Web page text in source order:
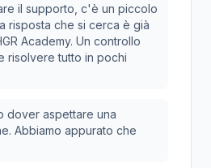
il supporto, c'è un piccolo
risposta che si cerca è già
Academy. Un controllo
risolvere tutto in pochi
dover aspettare una
Abbiamo appurato che